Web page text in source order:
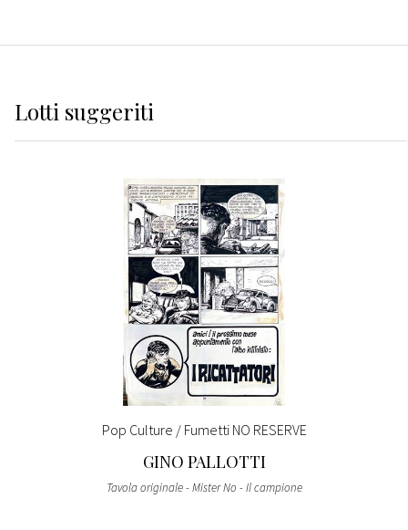
Lotti suggeriti
Pop Culture / Fumetti NO RESERVE
GINO PALLOTTI
Tavola originale - Mister No - Il campione